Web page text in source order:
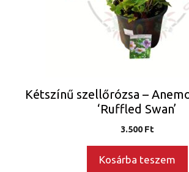
Kétszínű szellőrózsa –
‘Ruffled Swan’
3.500Ft
Kosárba teszem